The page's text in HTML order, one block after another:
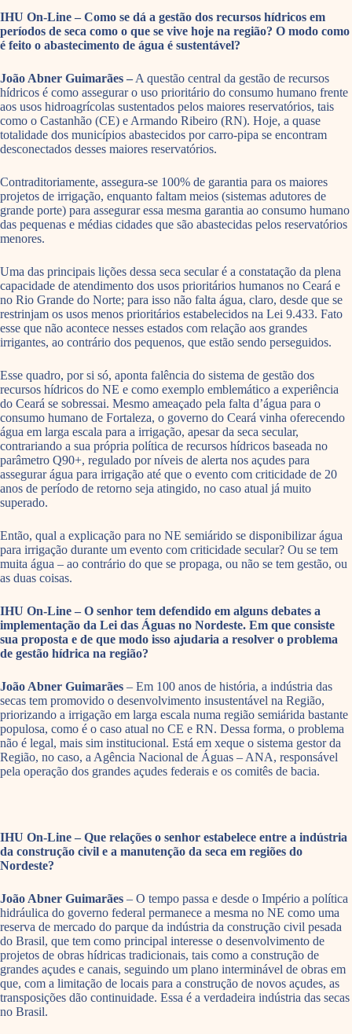
IHU On-Line – Como se dá a gestão dos recursos hídricos em
períodos de seca como o que se vive hoje na região? O modo como
é feito o abastecimento de água é sustentável?
João Abner Guimarães – A questão central da gestão de recursos
hídricos é como assegurar o uso prioritário do consumo humano frente
aos usos hidroagrícolas sustentados pelos maiores reservatórios, tais
como o Castanhão (CE) e Armando Ribeiro (RN). Hoje, a quase
totalidade dos municípios abastecidos por carro-pipa se encontram
desconectados desses maiores reservatórios.
Contraditoriamente, assegura-se 100% de garantia para os maiores
projetos de irrigação, enquanto faltam meios (sistemas adutores de
grande porte) para assegurar essa mesma garantia ao consumo humano
das pequenas e médias cidades que são abastecidas pelos reservatórios
menores.
Uma das principais lições dessa seca secular é a constatação da plena
capacidade de atendimento dos usos prioritários humanos no Ceará e
no Rio Grande do Norte; para isso não falta água, claro, desde que se
restrinjam os usos menos prioritários estabelecidos na Lei 9.433. Fato
esse que não acontece nesses estados com relação aos grandes
irrigantes, ao contrário dos pequenos, que estão sendo perseguidos.
Esse quadro, por si só, aponta falência do sistema de gestão dos
recursos hídricos do NE e como exemplo emblemático a experiência
do Ceará se sobressai. Mesmo ameaçado pela falta d’água para o
consumo humano de Fortaleza, o governo do Ceará vinha oferecendo
água em larga escala para a irrigação, apesar da seca secular,
contrariando a sua própria política de recursos hídricos baseada no
parâmetro Q90+, regulado por níveis de alerta nos açudes para
assegurar água para irrigação até que o evento com criticidade de 20
anos de período de retorno seja atingido, no caso atual já muito
superado.
Então, qual a explicação para no NE semiárido se disponibilizar água
para irrigação durante um evento com criticidade secular? Ou se tem
muita água – ao contrário do que se propaga, ou não se tem gestão, ou
as duas coisas.
IHU On-Line – O senhor tem defendido em alguns debates a
implementação da Lei das Águas no Nordeste. Em que consiste
sua proposta e de que modo isso ajudaria a resolver o problema
de gestão hídrica na região?
João Abner Guimarães – Em 100 anos de história, a indústria das
secas tem promovido o desenvolvimento insustentável na Região,
priorizando a irrigação em larga escala numa região semiárida bastante
populosa, como é o caso atual no CE e RN. Dessa forma, o problema
não é legal, mais sim institucional. Está em xeque o sistema gestor da
Região, no caso, a Agência Nacional de Águas – ANA, responsável
pela operação dos grandes açudes federais e os comitês de bacia.
IHU On-Line – Que relações o senhor estabelece entre a indústria
da construção civil e a manutenção da seca em regiões do
Nordeste?
João Abner Guimarães – O tempo passa e desde o Império a política
hidráulica do governo federal permanece a mesma no NE como uma
reserva de mercado do parque da indústria da construção civil pesada
do Brasil, que tem como principal interesse o desenvolvimento de
projetos de obras hídricas tradicionais, tais como a construção de
grandes açudes e canais, seguindo um plano interminável de obras em
que, com a limitação de locais para a construção de novos açudes, as
transposições dão continuidade. Essa é a verdadeira indústria das secas
no Brasil.